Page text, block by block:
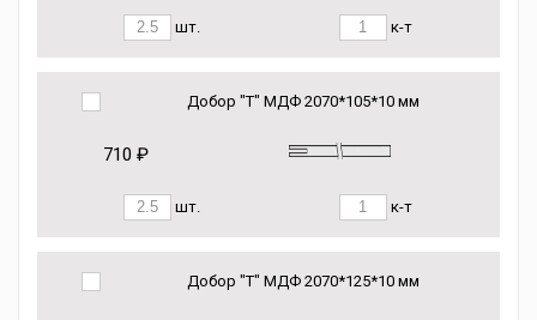
шт. к-т
Добор "Т" МДФ 2070*105*10 мм
710 ₽
шт. к-т
Добор "Т" МДФ 2070*125*10 мм